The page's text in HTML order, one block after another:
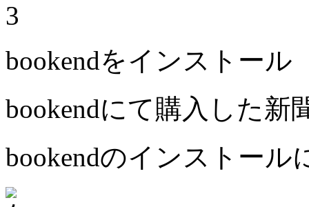
3
bookendをインストール
bookendにて購入した新
bookendのインストール